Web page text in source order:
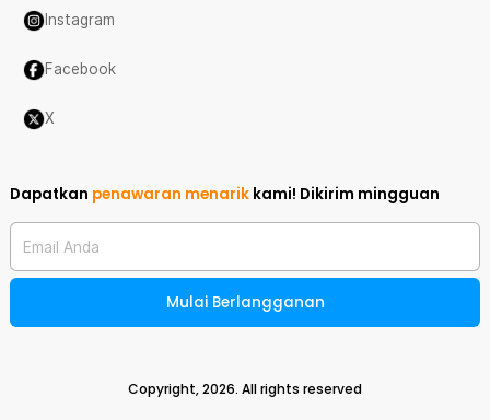
Instagram
Facebook
X
Dapatkan penawaran menarik kami! Dikirim mingguan
Email Anda
Mulai Berlangganan
Copyright,2026. All rights reserved